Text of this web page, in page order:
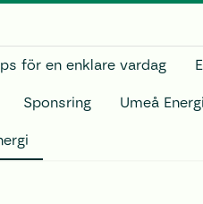
för en enklare vardag
Sponsring Umeå